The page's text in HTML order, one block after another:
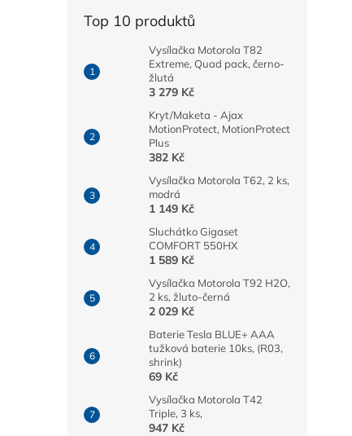
Top 10 produktů
Vysílačka Motorola T82
Extreme, Quad pack, černo-
žlutá
3 279 Kč
Kryt/Maketa - Ajax
MotionProtect, MotionProtect
Plus
382 Kč
Vysílačka Motorola T62, 2 ks,
modrá
1 149 Kč
Sluchátko Gigaset
COMFORT 550HX
1 589 Kč
Vysílačka Motorola T92 H2O,
2 ks, žluto-černá
2 029 Kč
Baterie Tesla BLUE+ AAA
tužková baterie 10ks, (R03,
shrink)
69 Kč
Vysílačka Motorola T42
Triple, 3 ks,
947 Kč